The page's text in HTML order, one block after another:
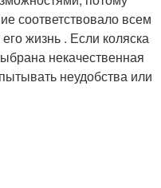
соответствовало всем
жизнь . Если коляска
некачественная
неудобства или